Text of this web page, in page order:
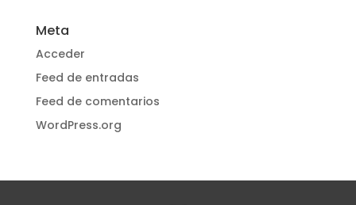
Meta
Acceder
Feed de entradas
Feed de comentarios
WordPress.org